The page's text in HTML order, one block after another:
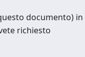
documento)
richiesto